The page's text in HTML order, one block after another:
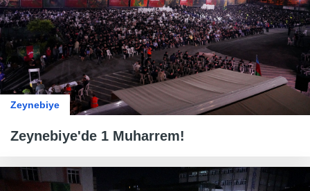
Zeynebiye
Zeynebiye'de 1 Muharrem!